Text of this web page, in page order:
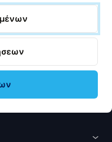
δελτίο.